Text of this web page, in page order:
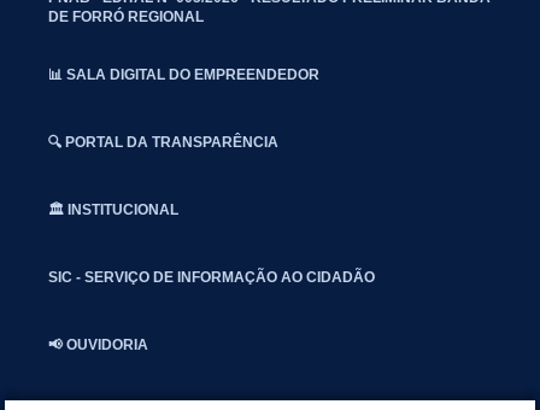
DE FORRÓ REGIONAL
📊 SALA DIGITAL DO EMPREENDEDOR
🔍 PORTAL DA TRANSPARÊNCIA
🏛️ INSTITUCIONAL
SIC - SERVIÇO DE INFORMAÇÃO AO CIDADÃO
📢 OUVIDORIA